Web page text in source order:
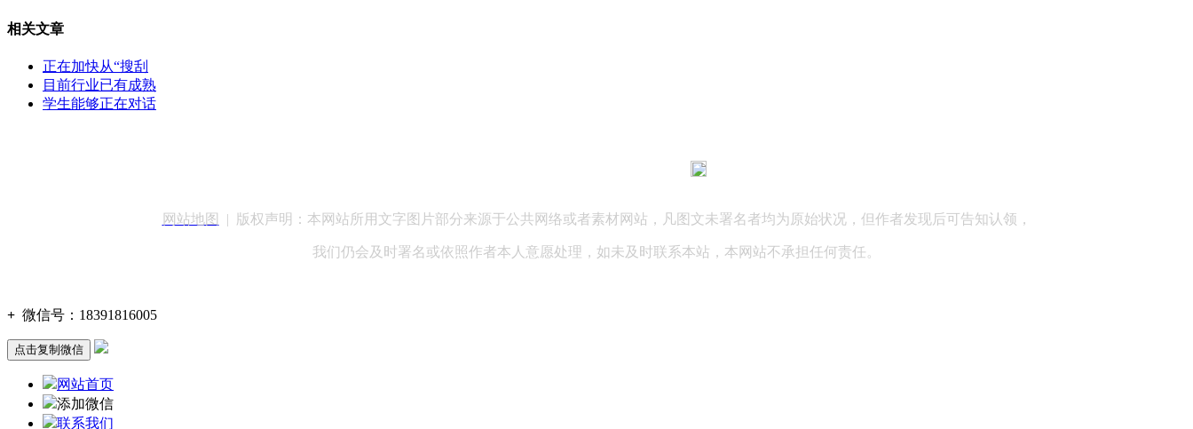
相关文章
正在加快从“搜刮
目前行业已有成熟
学生能够正在对话
网站地图 | 版权声明：本网站所用文字图片部分来源于公共网络或者素材网站，凡图文未署名者均为原始状况，但作者发现后可告知认领，
我们仍会及时署名或依照作者本人意愿处理，如未及时联系本站，本网站不承担任何责任。
+ 微信号： 18391816005
点击复制微信
网站首页
添加微信
联系我们